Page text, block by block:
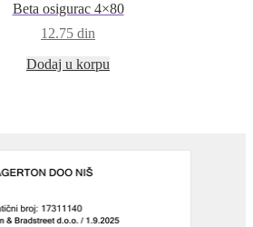
Beta osigurac 4×80
12.75 din
Dodaj u korpu